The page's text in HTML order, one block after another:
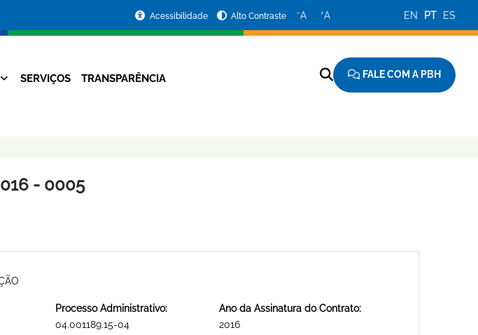
Acessibilidade Alto Contraste −A +A EN PT ES
SERVIÇOS TRANSPARÊNCIA FALE COM A PBH
- 0005
Processo Administrativo:
04.001189.15-04
Ano da Assinatura do Contrato:
2016